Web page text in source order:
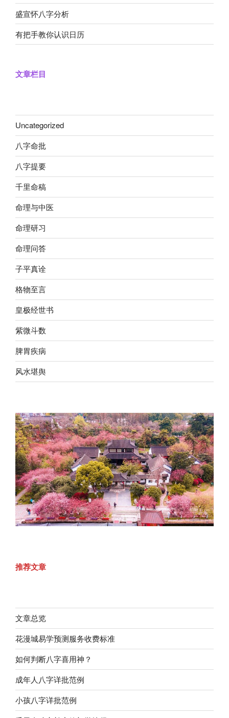
盛宣怀八字分析
有把手教你认识日历
文章栏目
Uncategorized
八字命批
八字提要
千里命稿
命理与中医
命理研习
命理问答
子平真诠
格物至言
皇极经世书
紫微斗数
脾胃疾病
风水堪舆
推荐文章
文章总览
花漫城易学预测服务收费标准
如何判断八字喜用神？
成年人八字详批范例
小孩八字详批范例